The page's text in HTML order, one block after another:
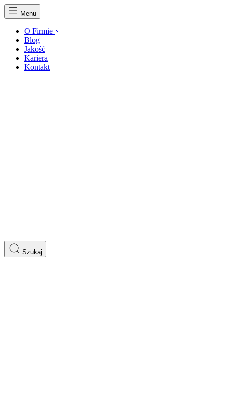
Menu
O Firmie
Blog
Jakość
Kariera
Kontakt
Szukaj